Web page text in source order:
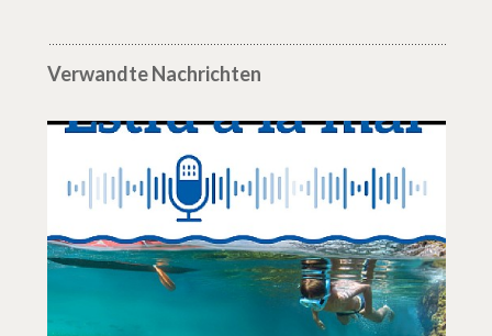
Verwandte Nachrichten